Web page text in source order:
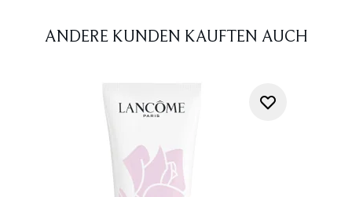
ANDERE KUNDEN KAUFTEN AUCH